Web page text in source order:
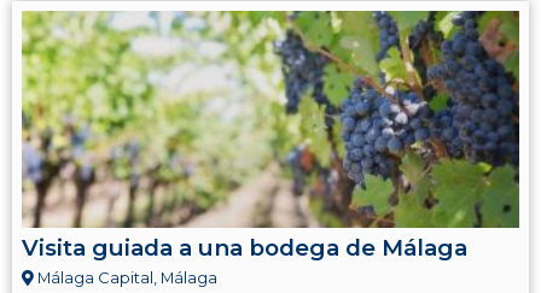
Visita guiada a una bodega de Málaga
Málaga Capital, Málaga